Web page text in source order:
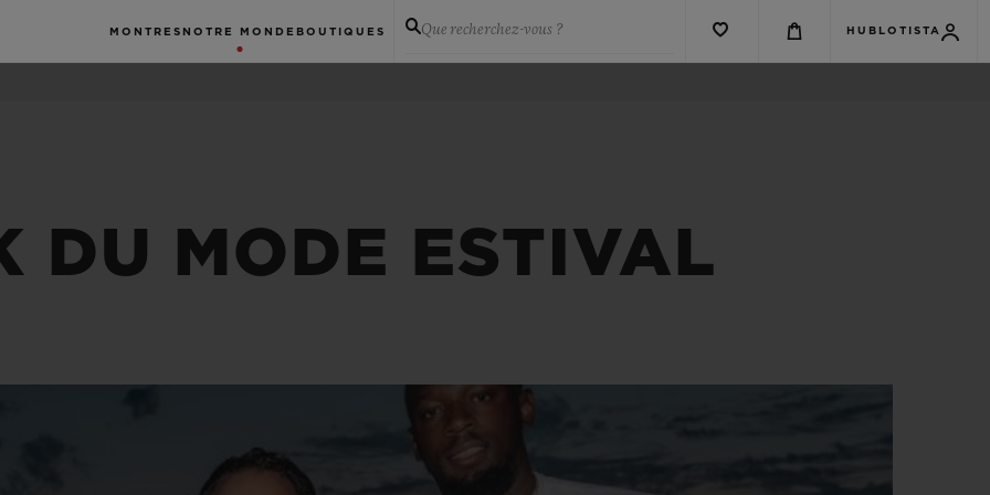
MONTRES NOTRE MONDE BOUTIQUES Que recherchez-vous ? HUBLOTISTA
DU MODE ESTIVAL